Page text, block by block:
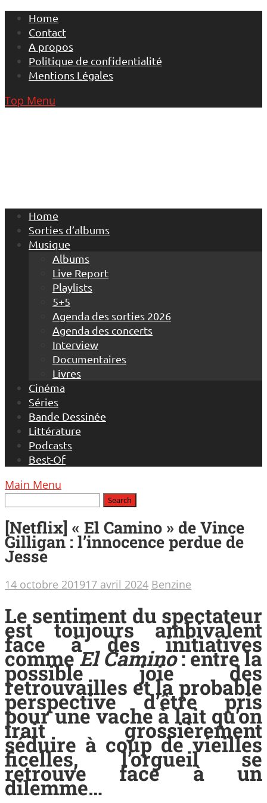
Skip
content
Home
Contact
A propos
Politique de confidentialité
Mentions Légales
Top Menu
Home
Sorties d’albums
Musique
Albums
Live Report
Playlists
5+5
Agenda des sorties 2026
Agenda des concerts
Interview
Documentaires
Livres
Cinéma
Séries
Bande Dessinée
Littérature
Podcasts
Best-Of
Main Menu
[Netflix] « El Camino » de Vince
Gilligan : l’innocence perdue de
Jesse
14 octobre 201917 avril 2024 Benzine
Le sentiment du spectateur
est toujours ambivalent
face à des initiatives
commeEl Camino: entre la
possible joie des
retrouvailles et la probable
perspective d’être pris
pour une vache à lait qu’on
irait grossièrement
séduire à coup de vieilles
ficelles, l’orgueil se
retrouve face à un
dilemme…